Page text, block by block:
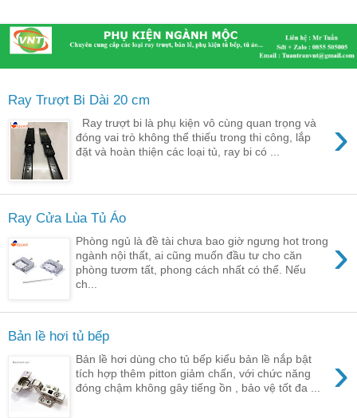
Ray Trượt Bi Dài 20 cm
›
Ray trượt bi là phụ kiện vô cùng quan trọng và
đóng vai trò không thể thiếu trong thi công, lắp
đặt và hoàn thiện các loại tủ, ray bi có ...
Ray Cửa Lùa Tủ Áo
›
Phòng ngủ là đề tài chưa bao giờ ngưng hot trong
ngành nội thất, ai cũng muốn đầu tư cho căn
phòng tươm tất, phong cách nhất có thể. Nếu
ch...
Bản lề hơi tủ bếp
›
Bản lề hơi dùng cho tủ bếp kiểu bản lề nắp bật
tích hợp thêm pitton giảm chấn, với chức năng
đóng chậm không gây tiếng ồn , bảo vệ tốt đa ...